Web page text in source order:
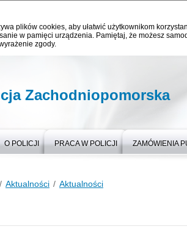
plików cookies, aby ułatwić użytkownikom
w pamięci urządzenia. Pamiętaj, że możesz
zgody.
Zachodniopomorska
O POLICJI PRACA W POLICJI ZAMÓWIENIA
Aktualności Aktualności